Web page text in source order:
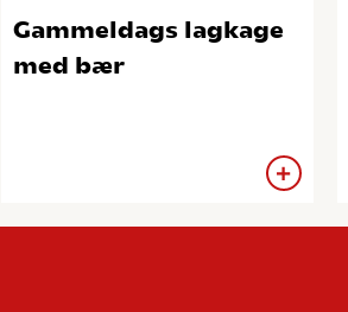
Gammeldags lagkage
med bær